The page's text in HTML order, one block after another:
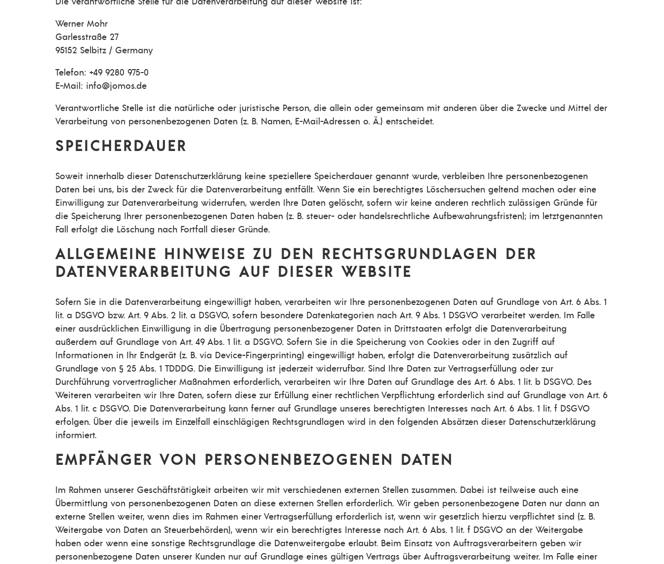
Werner Mohr
Garlesstraße 27
95152 Selbitz / Germany
Telefon: +49 9280 975-0
E-Mail: info@jomos.de
Verantwortliche Stelle ist die natürliche oder juristische Person, die allein oder gemeinsam mit anderen über die Zwecke und Mittel der
Verarbeitung von personenbezogenen Daten (z. B. Namen, E-Mail-Adressen o. Ä.) entscheidet.
SPEICHERDAUER
Soweit innerhalb dieser Datenschutzerklärung keine speziellere Speicherdauer genannt wurde, verbleiben Ihre personenbezogenen
Daten bei uns, bis der Zweck für die Datenverarbeitung entfällt. Wenn Sie ein berechtigtes Löschersuchen geltend machen oder eine
Einwilligung zur Datenverarbeitung widerrufen, werden Ihre Daten gelöscht, sofern wir keine anderen rechtlich zulässigen Gründe für
die Speicherung Ihrer personenbezogenen Daten haben (z. B. steuer- oder handelsrechtliche Aufbewahrungsfristen); im letztgenannten
Fall erfolgt die Löschung nach Fortfall dieser Gründe.
ALLGEMEINE HINWEISE ZU DEN RECHTSGRUNDLAGEN DER
DATENVERARBEITUNG AUF DIESER WEBSITE
Sofern Sie in die Datenverarbeitung eingewilligt haben, verarbeiten wir Ihre personenbezogenen Daten auf Grundlage von Art. 6 Abs. 1
lit. a DSGVO bzw. Art. 9 Abs. 2 lit. a DSGVO, sofern besondere Datenkategorien nach Art. 9 Abs. 1 DSGVO verarbeitet werden. Im Falle
einer ausdrücklichen Einwilligung in die Übertragung personenbezogener Daten in Drittstaaten erfolgt die Datenverarbeitung
außerdem auf Grundlage von Art. 49 Abs. 1 lit. a DSGVO. Sofern Sie in die Speicherung von Cookies oder in den Zugriff auf
Informationen in Ihr Endgerät (z. B. via Device-Fingerprinting) eingewilligt haben, erfolgt die Datenverarbeitung zusätzlich auf
Grundlage von § 25 Abs. 1 TDDDG. Die Einwilligung ist jederzeit widerrufbar. Sind Ihre Daten zur Vertragserfüllung oder zur
Durchführung vorvertraglicher Maßnahmen erforderlich, verarbeiten wir Ihre Daten auf Grundlage des Art. 6 Abs. 1 lit. b DSGVO. Des
Weiteren verarbeiten wir Ihre Daten, sofern diese zur Erfüllung einer rechtlichen Verpflichtung erforderlich sind auf Grundlage von Art. 6
Abs. 1 lit. c DSGVO. Die Datenverarbeitung kann ferner auf Grundlage unseres berechtigten Interesses nach Art. 6 Abs. 1 lit. f DSGVO
erfolgen. Über die jeweils im Einzelfall einschlägigen Rechtsgrundlagen wird in den folgenden Absätzen dieser Datenschutzerklärung
informiert.
EMPFÄNGER VON PERSONENBEZOGENEN DATEN
Im Rahmen unserer Geschäftstätigkeit arbeiten wir mit verschiedenen externen Stellen zusammen. Dabei ist teilweise auch eine
Übermittlung von personenbezogenen Daten an diese externen Stellen erforderlich. Wir geben personenbezogene Daten nur dann an
externe Stellen weiter, wenn dies im Rahmen einer Vertragserfüllung erforderlich ist, wenn wir gesetzlich hierzu verpflichtet sind (z. B.
Weitergabe von Daten an Steuerbehörden), wenn wir ein berechtigtes Interesse nach Art. 6 Abs. 1 lit. f DSGVO an der Weitergabe
haben oder wenn eine sonstige Rechtsgrundlage die Datenweitergabe erlaubt. Beim Einsatz von Auftragsverarbeitern geben wir
personenbezogene Daten unserer Kunden nur auf Grundlage eines gültigen Vertrags über Auftragsverarbeitung weiter. Im Falle einer